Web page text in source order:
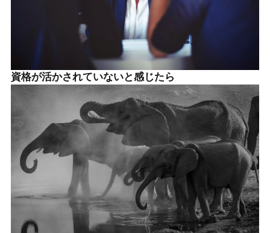
資格が活かされていないと感じたら